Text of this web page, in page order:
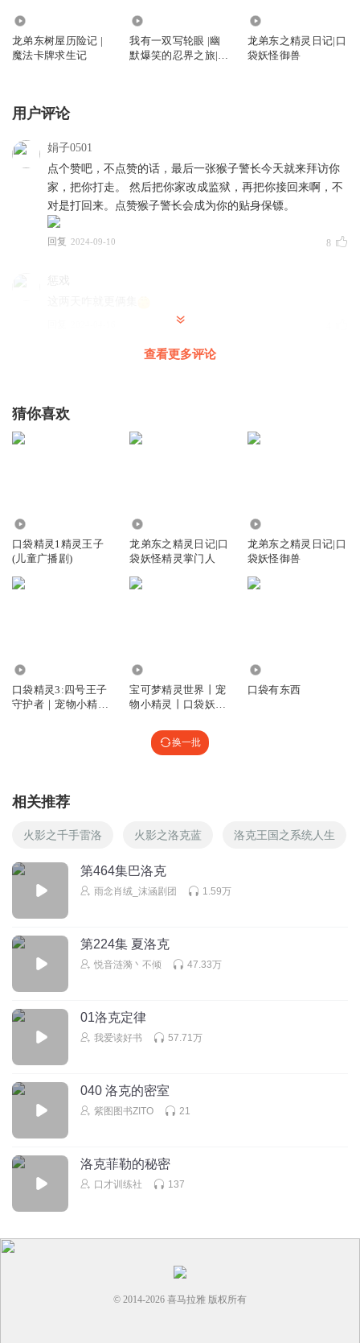
龙弟东树屋历险记 |
魔法卡牌求生记
我有一双写轮眼 |幽
默爆笑的忍界之旅|龙
龙弟东之精灵日记|口
袋妖怪御兽
用户评论
娟子0501
点个赞吧，不点赞的话，最后一张猴子警长今天就来拜访你
家，把你打走。 然后把你家改成监狱，再把你接回来啊，不
对是打回来。点赞猴子警长会成为你的贴身保镖。
回复 2024-09-10 8
惩戏: 今天多点了。
晴uw
好！……（虽然只有一个字，却是惊天地，泣鬼神，前无古
人，后无来者，破天荒的，不拘一格，妙笔生辉的点睛之
且通俗易懂，朗朗上口。使看客一目了然，透彻人心。具有
快、准、狠，三大特点。仅此可以证明回帖者是一位上通天
文，下通地理，知识渊博，学腹五车，满腹经文并文学修养
极好的旷世奇才！相信五百年后，也会出现在小学生的语文
il4la0twm7bnaacwdvtt
|
回复 2024-07-11 3
66666666666677777777
hgyfbbmknlkhilhmnbnkvjhkljbjbcgfedagfjmjlkljikjghvhgrtsrds:
（气死人了我
cgchgcghcggcbcbgb bgcgggggjgcbvchcvcv
vhcbcbcghcjgcfedzhkihiuuuuujbnhjhycghftgdrfsfdxcfcvmjjujhjhn
bhcghctgcgcgchvhgcgghggtgfcvcbgcvbcgghchggcggghgfxghfh
幽沐行舟
谁懂啊？那局不试试怎么知道的？让我想起了凹凸世界，Ky
Kiko5584422
回复
2024-04-16
查看更多评论
猜你喜欢
口袋精灵1精灵王子
(儿童广播剧)
龙弟东之精灵日记|口
袋妖怪精灵掌门人
龙弟东之精灵日记|口
袋妖怪御兽
口袋精灵3:四号王子
守护者｜宠物小精灵
宝可梦精灵世界丨宠
物小精灵丨口袋妖怪
口袋有东西
换一批
相关推荐
火影之千手雷洛 火影之洛克蓝 洛克王国之系统人生
第464集巴洛克
雨念肖绒_沫涵剧团 1.59万
第224集 夏洛克
悦音涟漪丶不倾 47.33万
01洛克定律
我爱读好书 57.71万
040 洛克的密室
紫图图书ZITO 21
洛克菲勒的秘密
口才训练社 137
© 2014-2026 喜马拉雅 版权所有